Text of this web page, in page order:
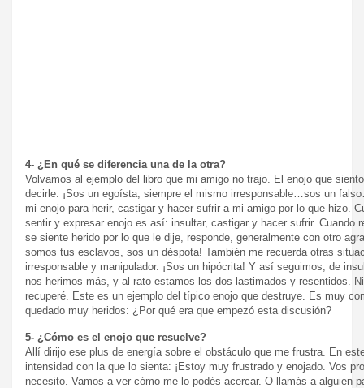
4- ¿En qué se diferencia una de la otra?
Volvamos al ejemplo del libro que mi amigo no trajo. El enojo que
decirle: ¡Sos un egoísta, siempre el mismo irresponsable…sos un
mi enojo para herir, castigar y hacer sufrir a mi amigo por lo que hizo.
sentir y expresar enojo es así: insultar, castigar y hacer sufrir. Cuando
se siente herido por lo que le dije, responde, generalmente con otro
somos tus esclavos, sos un déspota! También me recuerda otras
irresponsable y manipulador. ¡Sos un hipócrita! Y así seguimos, de
nos herimos más, y al rato estamos los dos lastimados y resentidos.
recuperé. Este es un ejemplo del típico enojo que destruye. Es muy
quedado muy heridos: ¿Por qué era que empezó esta discusión?
5- ¿Cómo es el enojo que resuelve?
Allí dirijo ese plus de energía sobre el obstáculo que me frustra. En
intensidad con la que lo sienta: ¡Estoy muy frustrado y enojado. Vos
necesito. Vamos a ver cómo me lo podés acercar. O llamás a alguien